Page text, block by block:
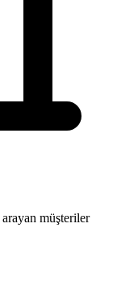
arayan müşteriler